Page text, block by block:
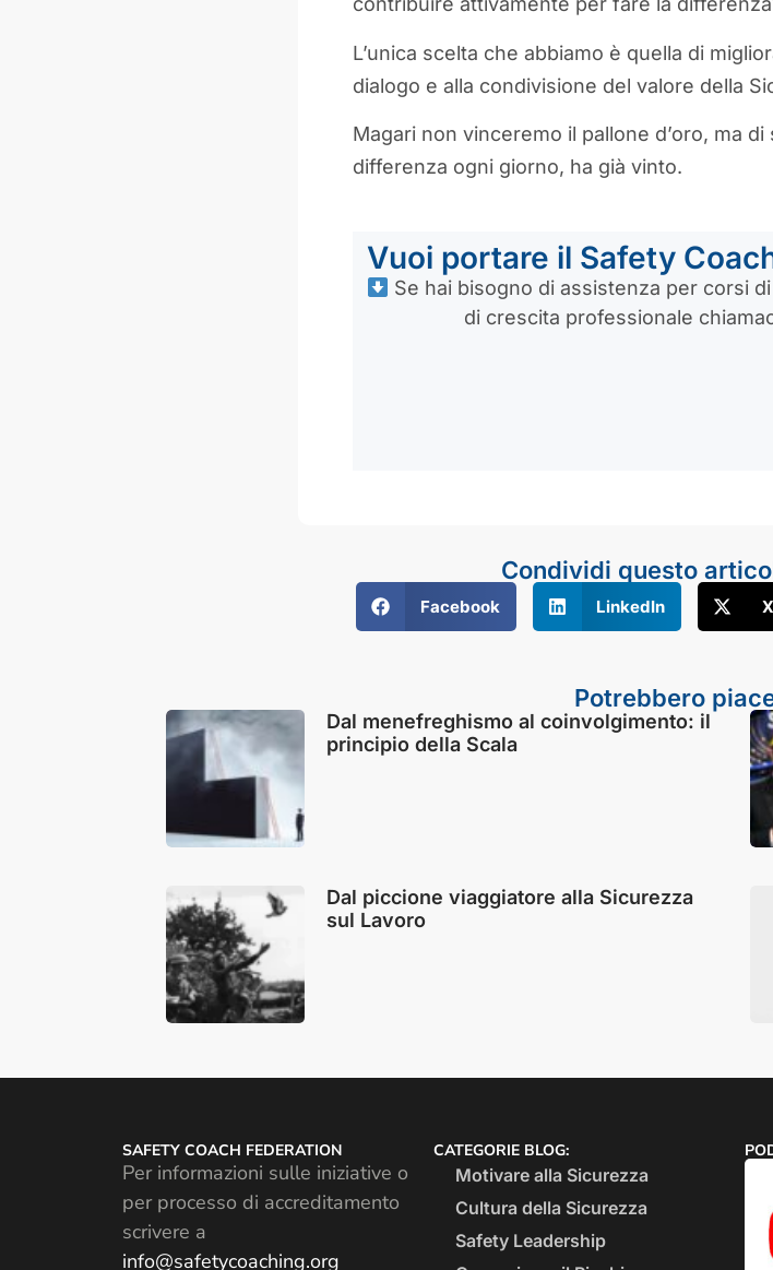
L’unica scelta che abbiamo è quella di
dialogo e alla condivisione del valore della
Magari non vinceremo il pallone d’oro, ma
differenza ogni giorno, ha già vinto.
Vuoi portare il Safety
Se hai bisogno di assistenza per corsi
di crescita professionale
Condividi questo
Facebook LinkedIn X
Potrebbero
Dal menefreghismo al coinvolgimento: il
principio della Scala
Dal piccione viaggiatore alla Sicurezza
sul Lavoro
SAFETY COACH FEDERATION
Per informazioni sulle iniziative o
per processo di accreditamento
scrivere a
info@safetycoaching.org
CATEGORIE BLOG:
Motivare alla Sicurezza
Cultura della Sicurezza
Safety Leadership